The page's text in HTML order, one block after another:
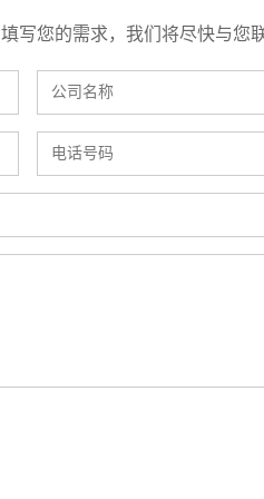
填写您的需求，我们将尽快与您